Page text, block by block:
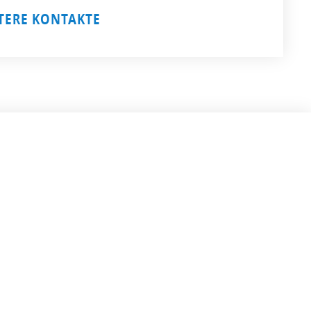
KONTAKTE